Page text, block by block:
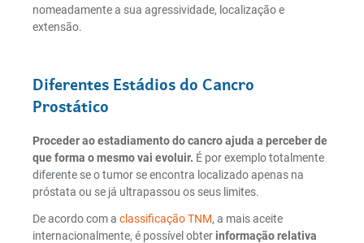
nomeadamente a sua agressividade, localização e
extensão.
Diferentes Estádios do Cancro
Prostático
Proceder ao estadiamento do cancro ajuda a perceber de
que forma o mesmo vai evoluir. É por exemplo totalmente
diferente se o tumor se encontra localizado apenas na
próstata ou se já ultrapassou os seus limites.
De acordo com a classificação TNM, a mais aceite
internacionalmente, é possível obter informação relativa